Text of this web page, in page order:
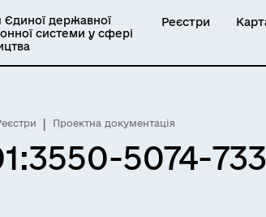
Єдиної державної
системи у сфері
Реєстри
Проектна документація
5074-